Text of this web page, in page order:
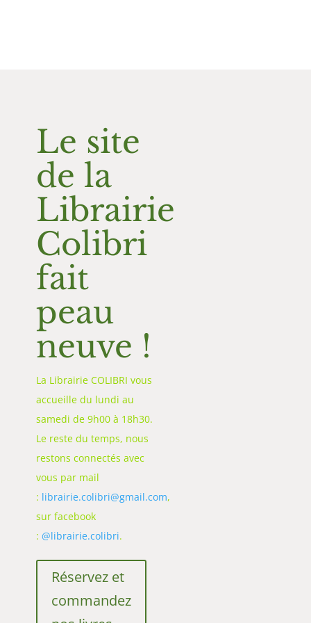
Le site
de la
Librairie
Colibri
fait
peau
neuve !
La Librairie COLIBRI vous
accueille du lundi au
samedi de 9h00 à 18h30.
Le reste du temps, nous
restons connectés avec
vous par mail
: librairie.colibri@gmail.com,
sur facebook
: @librairie.colibri.
Réservez et
commandez